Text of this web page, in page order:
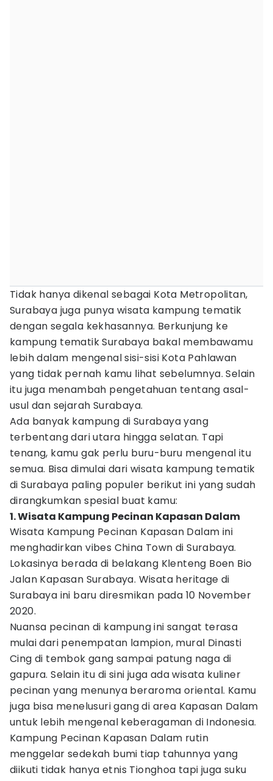
Tidak hanya dikenal sebagai Kota Metropolitan,
Surabaya juga punya wisata kampung tematik
dengan segala kekhasannya. Berkunjung ke
kampung tematik Surabaya bakal membawamu
lebih dalam mengenal sisi-sisi Kota Pahlawan
yang tidak pernah kamu lihat sebelumnya. Selain
itu juga menambah pengetahuan tentang asal-
usul dan sejarah Surabaya.
Ada banyak kampung di Surabaya yang
terbentang dari utara hingga selatan. Tapi
tenang, kamu gak perlu buru-buru mengenal itu
semua. Bisa dimulai dari wisata kampung tematik
di Surabaya paling populer berikut ini yang sudah
dirangkumkan spesial buat kamu:
1. Wisata Kampung Pecinan Kapasan Dalam
Wisata Kampung Pecinan Kapasan Dalam ini
menghadirkan vibes China Town di Surabaya.
Lokasinya berada di belakang Klenteng Boen Bio
Jalan Kapasan Surabaya. Wisata heritage di
Surabaya ini baru diresmikan pada 10 November
2020.
Nuansa pecinan di kampung ini sangat terasa
mulai dari penempatan lampion, mural Dinasti
Cing di tembok gang sampai patung naga di
gapura. Selain itu di sini juga ada wisata kuliner
pecinan yang menunya beraroma oriental. Kamu
juga bisa menelusuri gang di area Kapasan Dalam
untuk lebih mengenal keberagaman di Indonesia.
Kampung Pecinan Kapasan Dalam rutin
menggelar sedekah bumi tiap tahunnya yang
diikuti tidak hanya etnis Tionghoa tapi juga suku